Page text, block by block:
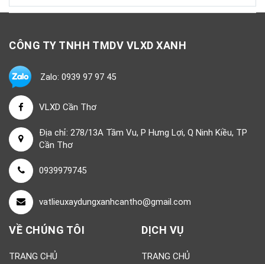
CÔNG TY TNHH TMDV VLXD XANH
Zalo: 0939 97 97 45
VLXD Cần Thơ
Địa chỉ: 278/13A Tầm Vu, P Hưng Lợi, Q Ninh Kiều, TP
Cần Thơ
0939979745
vatlieuxaydungxanhcantho@gmail.com
VỀ CHÚNG TÔI
TRANG CHỦ
DỊCH VỤ
TRANG CHỦ